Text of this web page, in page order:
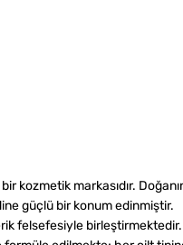
kozmetik markasıdır.
güçlü bir konum edinmiştir.
felsefesiyle